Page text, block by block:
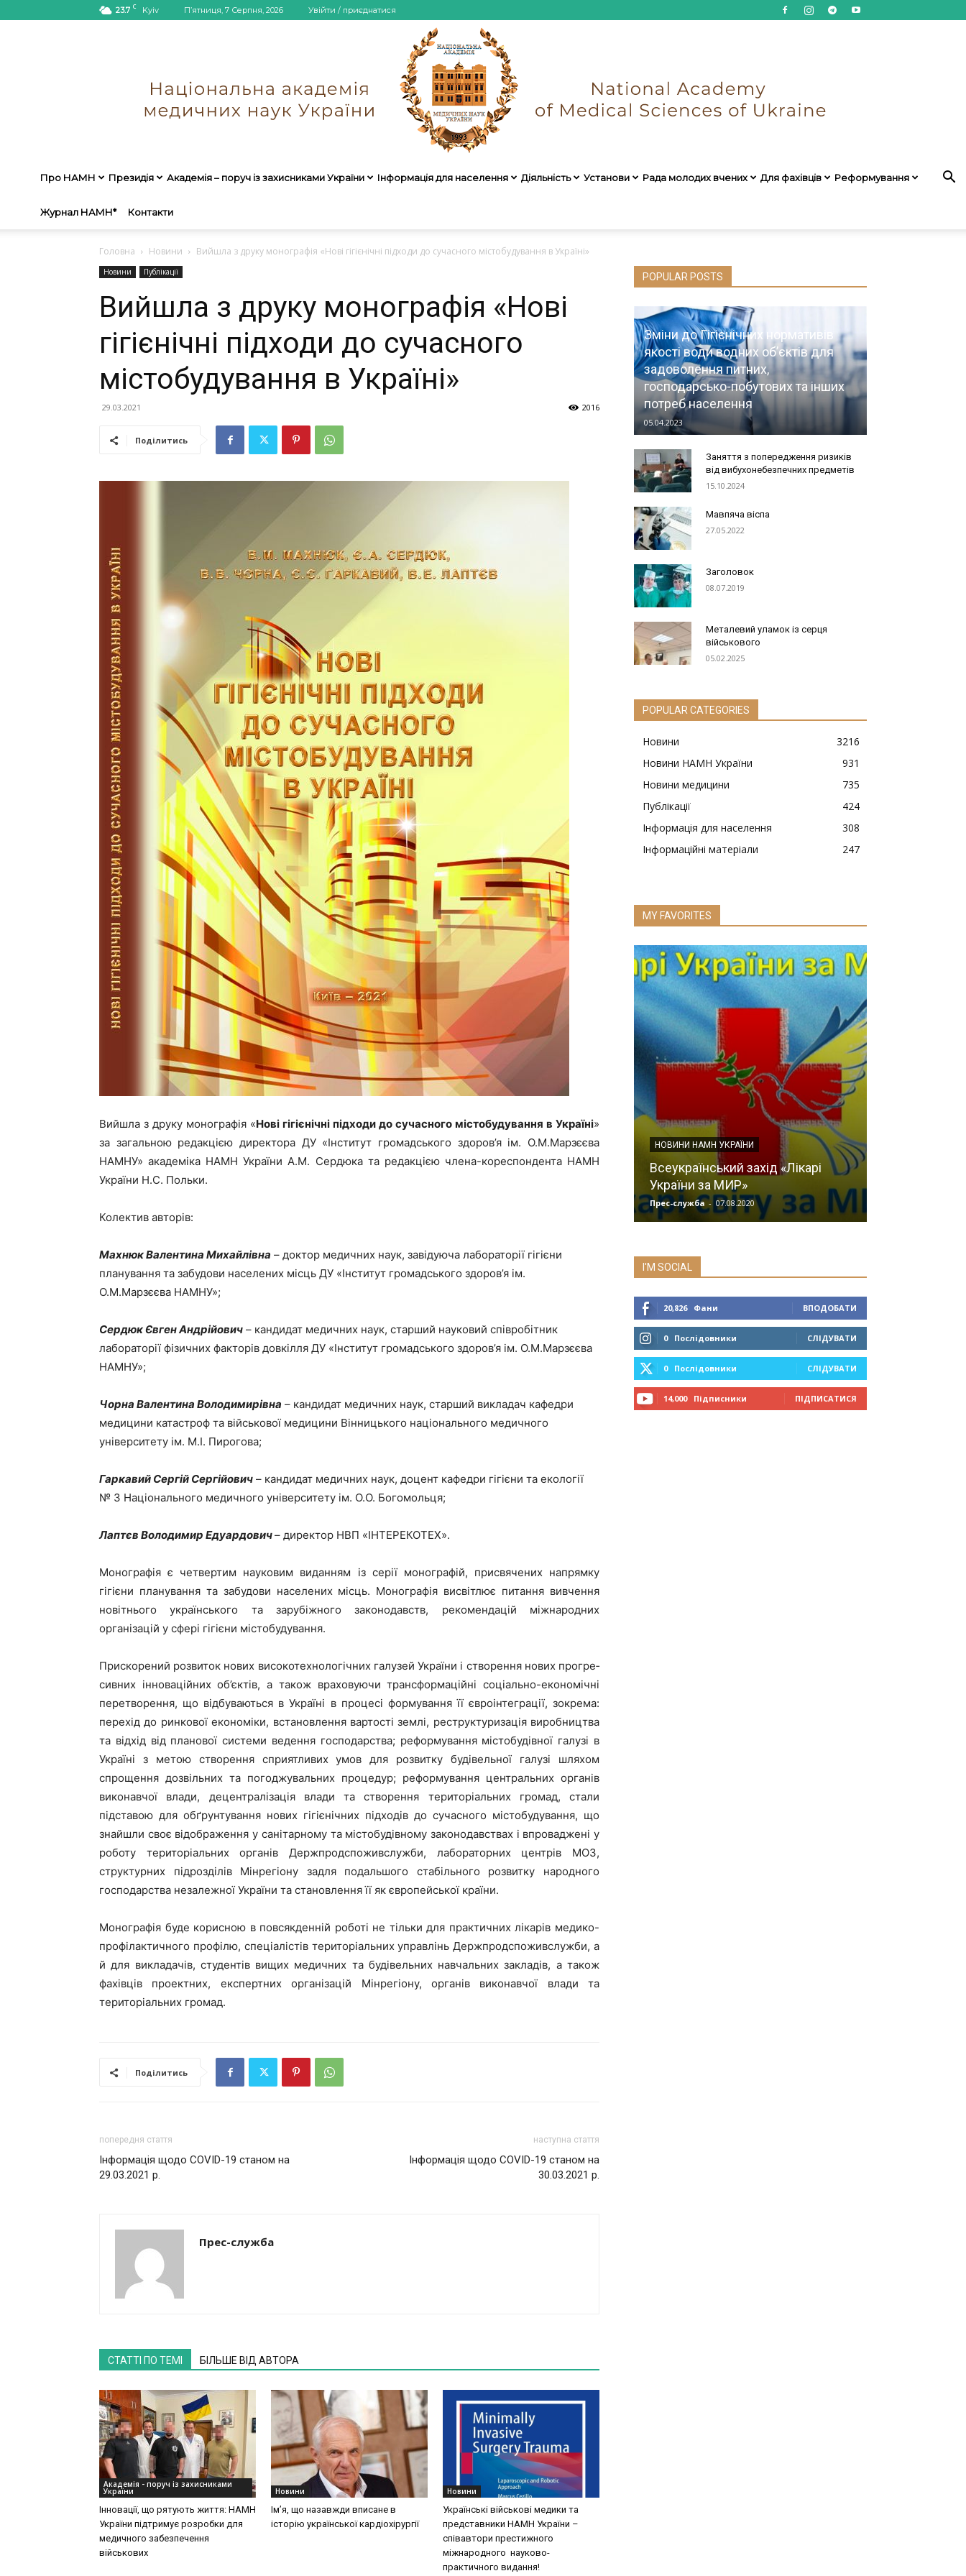
23.7 C Kyiv П’ятниця, 7 Серпня, 2026 Увійти / приєднатися
України
Про НАМН Президія Академія – поруч із захисниками України Інформація для населення Діяльність Установи Рада молодих вчених Для фахівців Реформування
Журнал НАМН* Контакти
Головна Новини Вийшла з друку монографія «Нові гігієнічні підходи до сучасного містобудування в Україні»
Новини Публікації
Вийшла з друку монографія «Нові
гігієнічні підходи до сучасного
містобудування в Україні»
29.03.2021 2016
Поділитись
Вийшла з друку монографія «Нові гігієнічні підходи до сучасного містобудування в Україні»
за загальною редакцією директора ДУ «Інститут громадського здоров’я ім. О.М.Марзєєва
НАМНУ» академіка НАМН України А.М. Сердюка та редакцією члена-кореспондента НАМН
України Н.С. Польки.
Колектив авторів:
Махнюк Валентина Михайлівна – доктор медичних наук, завідуюча лабораторії гігієни
планування та забудови населених місць ДУ «Інститут громадського здоров’я ім.
О.М.Марзєєва НАМНУ»;
Сердюк Євген Андрійович – кандидат медичних наук, старший науковий співробітник
лабораторії фізичних факторів довкілля ДУ «Інститут громадського здоров’я ім. О.М.Марзєєва
НАМНУ»;
Чорна Валентина Володимирівна – кандидат медичних наук, старший викладач кафедри
медицини катастроф та військової медицини Вінницького національного медичного
університету ім. М.І. Пирогова;
Гаркавий Сергій Сергійович – кандидат медичних наук, доцент кафедри гігієни та екології
№ 3 Національного медичного університету ім. О.О. Богомольця;
Лаптєв Володимир Едуардович– директор НВП «ІНТЕРЕКОТЕХ».
Монографія є четвертим науковим виданням із серії монографій, присвячених напрямку
гігієни планування та забудови населених місць. Монографія висвітлює питання вивчення
новітнього українського та зарубіжного законодавств, рекомендацій міжнародних
організацій у сфері гігієни містобудування.
Прискорений розвиток нових високотехнологічних галузей України і створення нових прогре­
сивних інноваційних об’єктів, а також враховуючи трансформаційні соці­ально-економічні
перетворення, що відбуваються в Україні в процесі формування її євроінтеграції, зокрема:
перехід до ринкової економіки, встановлення вартості землі, реструктуризація виробництва
та відхід від планової системи ведення господарства; реформування містобудівної галу­зі в
Україні з метою створення сприятливих умов для розвитку будівельної галузі шляхом
спрощення дозвільних та погоджувальних процедур; рефор­мування центральних органів
виконавчої влади, децентралізація влади та створення територіальних громад, стали
підставою для обґрунтуван­ня нових гігієнічних підходів до сучасного містобудування, що
знайшли своє відображення у санітарному та містобудівному законодавствах і впрова­джені у
роботу територіальних органів Держпродспоживслужби, лаборато­рних центрів МОЗ,
структурних підрозділів Мінрегіону задля подальшого стабільного розвитку народного
господарства незалежної України та ста­новлення її як європейської країни.
Монографія буде корисною в повсякденній роботі не тільки для практичних лікарів медико-
профілактичного профілю, спеціалістів територіальних управлінь Держпродспоживслужби, а
й для викладачів, студентів вищих медичних та будівельних навчальних закладів, а також
фахівців проектних, експертних організацій Мінрегіону, органів вико­навчої влади та
територіальних громад.
Поділитись
попередня стаття
Інформація щодо COVID-19 станом на
29.03.2021 р.
наступна стаття
Інформація щодо COVID-19 станом на
30.03.2021 р.
Прес-служба
СТАТТІ ПО ТЕМІ БІЛЬШЕ ВІД АВТОРА
Академія - поруч із захисниками
України
Інновації, що рятують життя: НАМН
України підтримує розробки для
медичного забезпечення
військових
Новини
Ім’я, що назавжди вписане в
історію української кардіохірургії
Новини
Українські військові медики та
представники НАМН України –
співавтори престижного
міжнародного науково-
практичного видання!
POPULAR POSTS
Зміни до Гігієнічних нормативів
якості води водних об’єктів для
задоволення питних,
господарсько-побутових та інших
потреб населення
05.04.2023
Заняття з попередження ризиків
від вибухонебезпечних предметів
15.10.2024
Мавпяча віспа
27.05.2022
Заголовок
08.07.2019
Металевий уламок із серця
військового
05.02.2025
POPULAR CATEGORIES
Новини
3216
Новини НАМН України
931
Новини медицини
735
Публікації
424
Інформація для населення
308
Інформаційні матеріали
247
MY FAVORITES
НОВИНИ НАМН УКРАЇНИ
Всеукраїнський захід «Лікарі
України за МИР»
Прес-служба - 07.08.2020
I'M SOCIAL
20,826 Фани ВПОДОБАТИ
0 Послідовники СЛІДУВАТИ
0 Послідовники СЛІДУВАТИ
14,000 Підписники ПІДПИСАТИСЯ